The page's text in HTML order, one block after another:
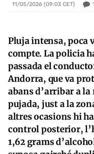
11/05/2026 (09:03 CET) 1
Pluja intensa, poca
compte. La policia
passada el
Andorra, que va
abans d’arribar a
pujada, just a la
altres ocasions hi
control posterior,
1,62 grams